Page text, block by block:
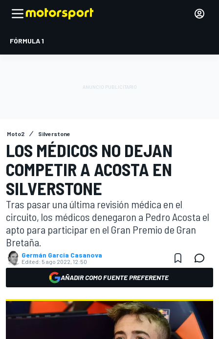
FÓRMULA 1
Moto2 Silverstone
LOS MÉDICOS NO DEJAN
COMPETIR A ACOSTA EN
SILVERSTONE
Tras pasar una última revisión médica en el
circuito, los médicos denegaron a Pedro Acosta el
apto para participar en el Gran Premio de Gran
Bretaña.
Germán Garcia Casanova
Edited: 5 ago 2022, 12:50
AÑADIR COMO FUENTE PREFERENTE